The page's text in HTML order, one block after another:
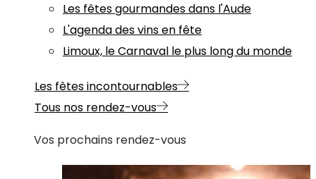
Les fêtes gourmandes dans l'Aude
L'agenda des vins en fête
Limoux, le Carnaval le plus long du monde
Les fêtes incontournables
Tous nos rendez-vous
Vos prochains rendez-vous